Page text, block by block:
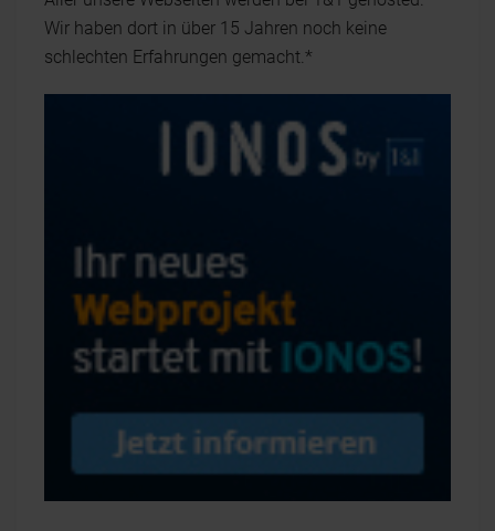
Wir haben dort in über 15 Jahren noch keine
schlechten Erfahrungen gemacht.*